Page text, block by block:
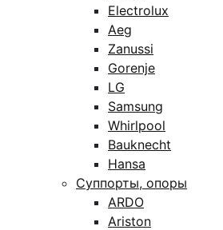
Electrolux
Aeg
Zanussi
Gorenje
LG
Samsung
Whirlpool
Bauknecht
Hansa
Суппорты, опоры
ARDO
Ariston